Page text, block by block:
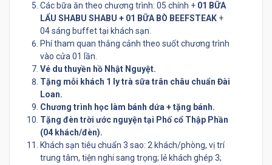
Các bữa ăn theo chương trình: 05 chính + 01 BỮA
LẨU SHABU SHABU + 01 BỮA BÒ BEEFSTEAK +
04 sáng buffet tại khách sạn.
Phí tham quan thắng cảnh theo suốt chương trình
vào cửa 01 lần.
Vé du thuyền hồ Nhật Nguyệt.
Tặng mỗi khách 1 ly trà sữa trân châu chuẩn Đài
Loan.
Chương trình học làm bánh dứa + tặng bánh.
Tặng đèn trời ước nguyện tại Phố cổ Thập Phần
(04 khách/đèn).
Khách sạn tiêu chuẩn 3 sao: 2 khách/phòng, vị trí
trung tâm, tiện nghi sang trọng; lẻ khách ghép 3;